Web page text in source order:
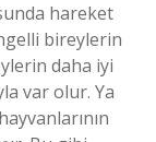
hareket
bireylerin
daha iyi
var olur. Ya